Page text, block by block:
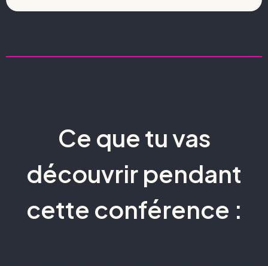
Ce que tu vas
découvrir pendant
cette conférence :